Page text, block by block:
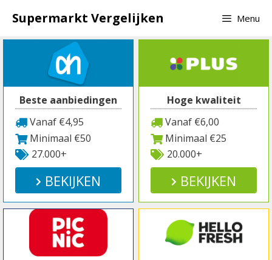
naar
inhoud
Supermarkt Vergelijken Menu
Beste aanbiedingen
Vanaf €4,95
Minimaal €50
27.000+
BEKIJKEN
Hoge kwaliteit
Vanaf €6,00
Minimaal €25
20.000+
BEKIJKEN